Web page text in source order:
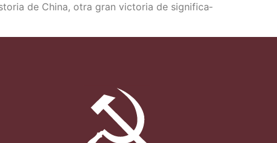
de Chi­na, otra gran vic­to­ria de sig­ni­fi­ca­